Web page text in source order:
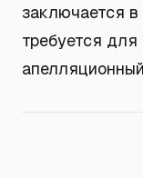
заключается в
требуется для